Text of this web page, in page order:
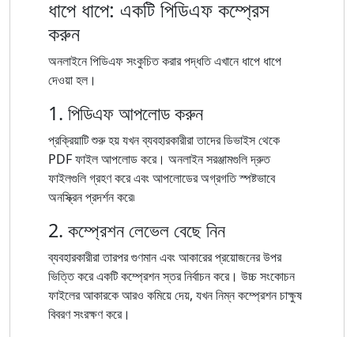
ধাপে ধাপে: একটি পিডিএফ কম্প্রেস
করুন
অনলাইনে পিডিএফ সংকুচিত করার পদ্ধতি এখানে ধাপে ধাপে
দেওয়া হল।
1. পিডিএফ আপলোড করুন
প্রক্রিয়াটি শুরু হয় যখন ব্যবহারকারীরা তাদের ডিভাইস থেকে
PDF ফাইল আপলোড করে। অনলাইন সরঞ্জামগুলি দ্রুত
ফাইলগুলি গ্রহণ করে এবং আপলোডের অগ্রগতি স্পষ্টভাবে
অনস্ক্রিন প্রদর্শন করে৷
2. কম্প্রেশন লেভেল বেছে নিন
ব্যবহারকারীরা তারপর গুণমান এবং আকারের প্রয়োজনের উপর
ভিত্তি করে একটি কম্প্রেশন স্তর নির্বাচন করে। উচ্চ সংকোচন
ফাইলের আকারকে আরও কমিয়ে দেয়, যখন নিম্ন কম্প্রেশন চাক্ষুষ
বিবরণ সংরক্ষণ করে।